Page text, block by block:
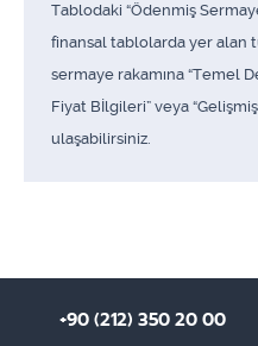
Tablodaki “Ödenmiş
finansal tablolarda yer alan
sermaye rakamına “Temel
Fiyat Bİlgileri” veya
ulaşabilirsiniz.
+90 (212) 350 20 00